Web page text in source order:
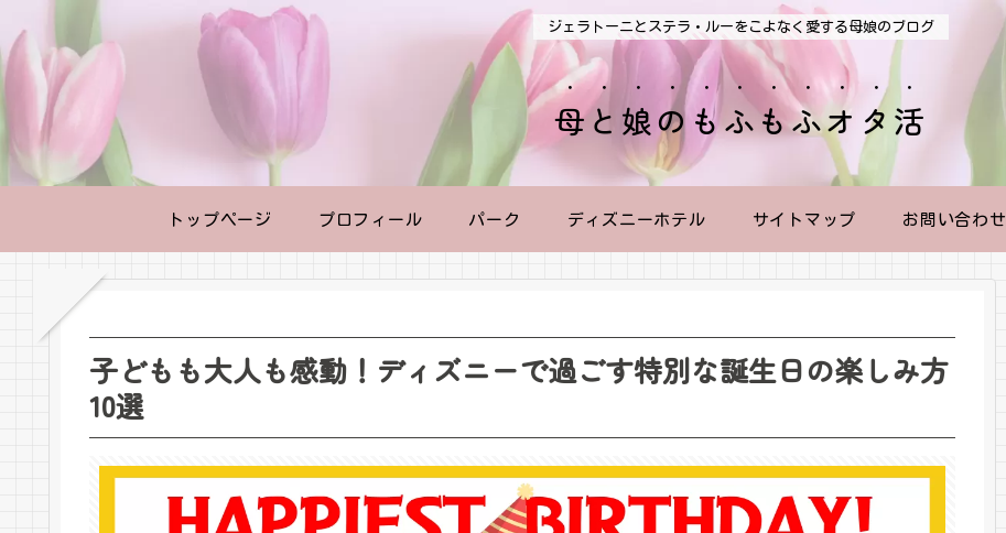
ジェラトーニとステラ・ルーをこよなく愛する母娘のブログ
母と娘のもふもふオタ活
トップページ プロフィール パーク ディズニーホテル サイトマップ お問い合わせ
子どもも大人も感動！ディズニーで過ごす特別な誕生日の楽しみ方
10選